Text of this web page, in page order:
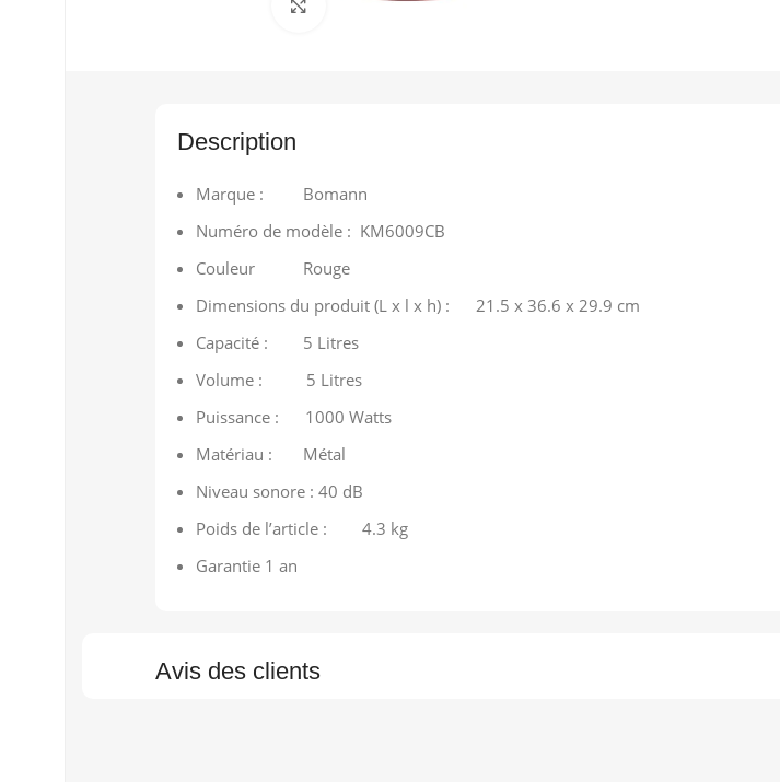
Cliquez pour agrandir
Description
Marque : Bomann
Numéro de modèle : KM6009CB
Couleur Rouge
Dimensions du produit (L x l x h) : 21.5 x 36.6 x 29.9 cm
Capacité : 5 Litres
Volume : 5 Litres
Puissance : 1000 Watts
Matériau : Métal
Niveau sonore : 40 dB
Poids de l’article : 4.3 kg
Garantie 1 an
Avis des clients